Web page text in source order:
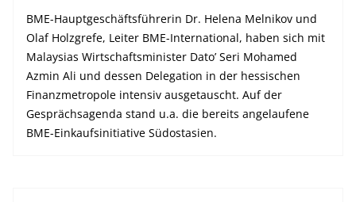
BME-Hauptgeschäftsführerin Dr. Helena Melnikov und
Olaf Holzgrefe, Leiter BME-International, haben sich mit
Malaysias Wirtschaftsminister Dato’ Seri Mohamed
Azmin Ali und dessen Delegation in der hessischen
Finanzmetropole intensiv ausgetauscht. Auf der
Gesprächsagenda stand u.a. die bereits angelaufene
BME-Einkaufsinitiative Südostasien.